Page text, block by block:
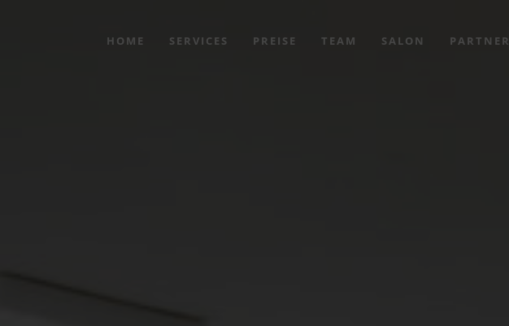
HOME SERVICES PREISE TEAM SALON PARTNER